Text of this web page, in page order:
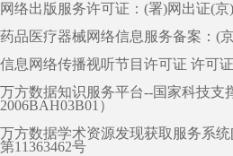
网络出版服务许可证：(署)网出证(京
药品医疗器械网络信息服务备案：(
信息网络传播视听节目许可证 许可
万方数据知识服务平台--国家科技支
2006BAH03B01）
万方数据学术资源发现获取服务系
第11363462号